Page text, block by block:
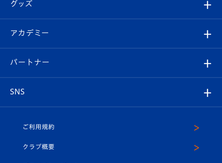
チケット
イベント
メディア
ホームタウン
スタッフプロフィール
マスコット紹介
Revive Team
ヴィヴィくんの長崎おもてなしガイド
フォトギャラリー
スタジアムグルメ
V-LOVERS（ファンクラブ）
プレイヤーズスイート
グッズ
オンラインショップ
店舗情報
アカデミー
育成からのお知らせ
U-18
パートナー
SNS
ヴィヴィくんインスタグラム
ご利用規約
クラブ概要